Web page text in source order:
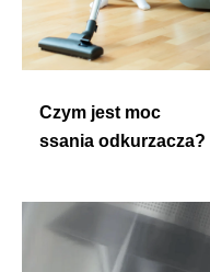
Czym jest moc
ssania odkurzacza?